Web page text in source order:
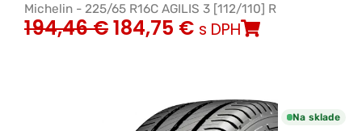
Michelin - 225/65 R16C AGILIS 3 [112/110] R
194,46€184,75 € s DPH
Na sklade